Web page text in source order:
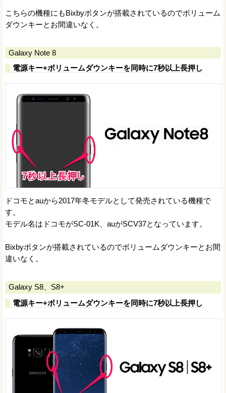
こちらの機種にもBixbyボタンが搭載されているのでボリューム
ダウンキーとお間違いなく。
Galaxy Note 8
電源キー+ボリュームダウンキーを同時に7秒以上長押し
ドコモとauから2017年冬モデルとして発売されている機種で
す。
モデル名はドコモがSC-01K、auがSCV37となっています。
Bixbyボタンが搭載されているのでボリュームダウンキーとお間
違いなく。
Galaxy S8、S8+
電源キー+ボリュームダウンキーを同時に7秒以上長押し